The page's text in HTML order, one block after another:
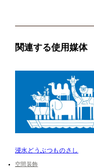
関連する使用媒体
浸水どうぶつものさし
空間装飾